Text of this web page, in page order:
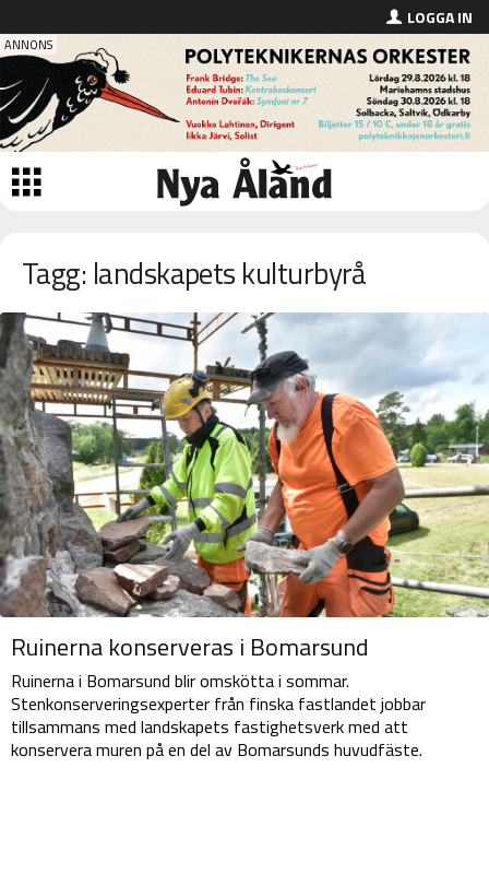
LOGGA IN
Tagg: landskapets kulturbyrå
Ruinerna konserveras i Bomarsund
Ruinerna i Bomarsund blir omskötta i sommar.
Stenkonserveringsexperter från finska fastlandet jobbar
tillsammans med landskapets fastighetsverk med att
konservera muren på en del av Bomarsunds huvudfäste.